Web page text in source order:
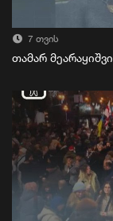
7 თვის
თამარ